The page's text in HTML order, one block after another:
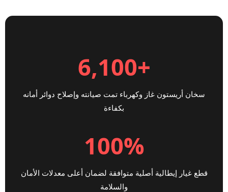
+6,100
سخان أريستون غاز وكهرباء تمت صيانته وإصلاح دوائر أمانه
بكفاءة
100%
قطع غيار إيطالية أصلية متوافقة لضمان أعلى معدلات الأمان
والسلامة